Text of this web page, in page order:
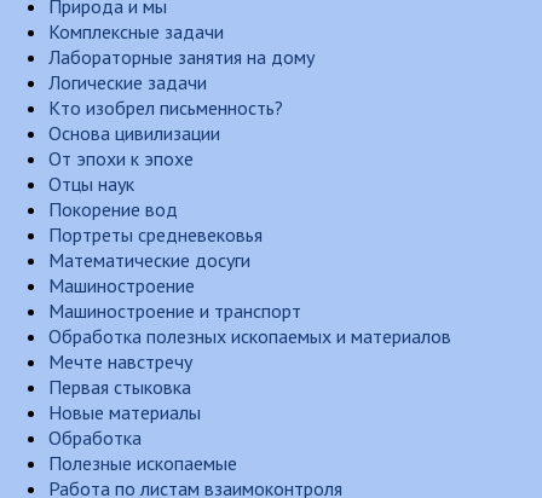
Природа и мы
Комплексные задачи
Лабораторные занятия на дому
Логические задачи
Кто изобрел письменность?
Основа цивилизации
От эпохи к эпохе
Отцы наук
Покорение вод
Портреты средневековья
Математические досуги
Машиностроение
Машиностроение и транспорт
Обработка полезных ископаемых и материалов
Мечте навстречу
Первая стыковка
Новые материалы
Обработка
Полезные ископаемые
Работа по листам взаимоконтроля